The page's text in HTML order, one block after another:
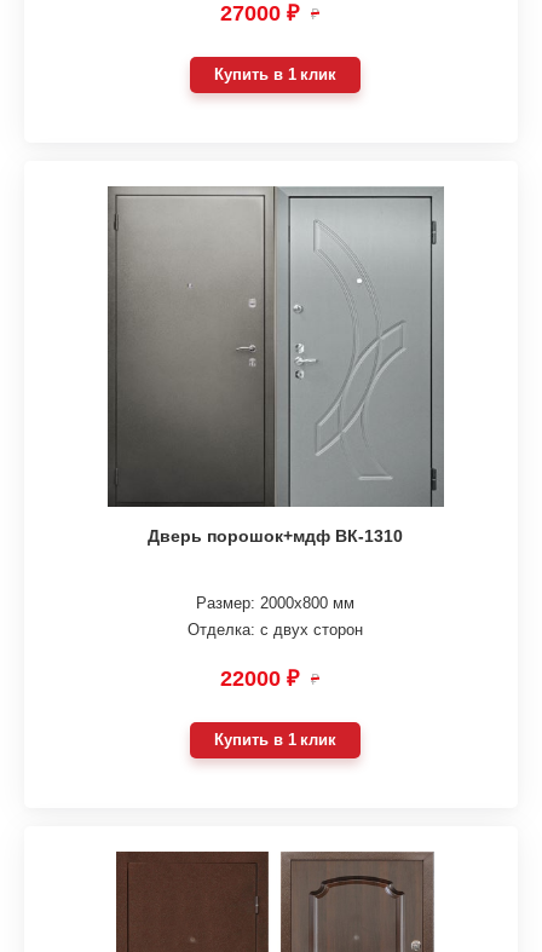
27000 ₽ ₽
Купить в 1 клик
Дверь порошок+мдф ВК-1310
Размер: 2000х800 мм
Отделка: с двух сторон
22000 ₽ ₽
Купить в 1 клик